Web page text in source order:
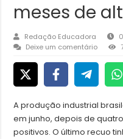
meses de
Redação Educadora
Deixe um comentário
A produção industrial
em junho, depois de
positivos. O último recuo